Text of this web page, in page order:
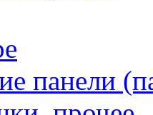
панели